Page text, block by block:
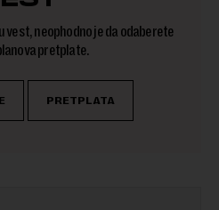
neophodno je da odaberete
pretplate.
PRETPLATA